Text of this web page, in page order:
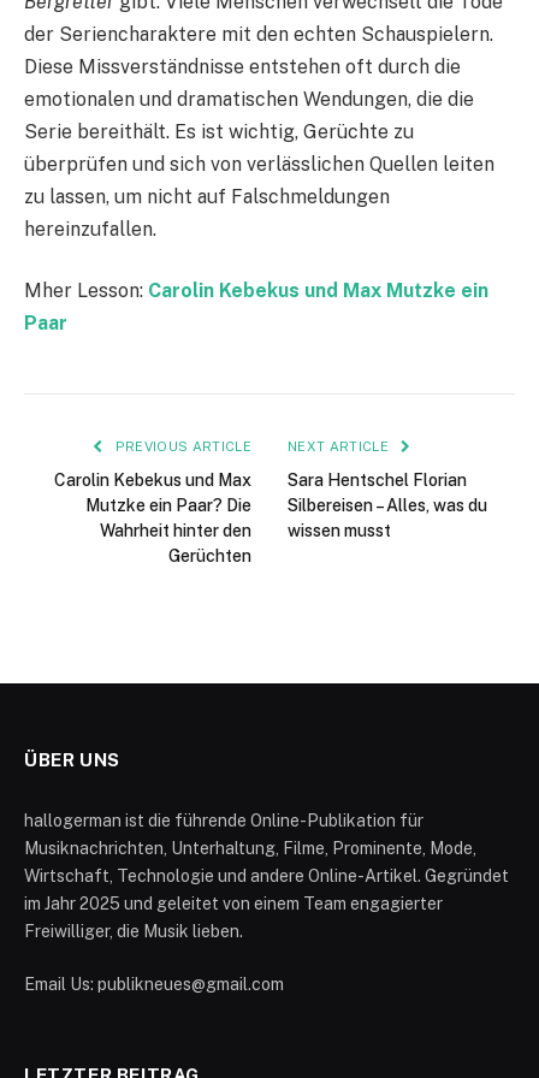
der Seriencharaktere mit den echten Schauspielern.
Diese Missverständnisse entstehen oft durch die
emotionalen und dramatischen Wendungen, die die
Serie bereithält. Es ist wichtig, Gerüchte zu
überprüfen und sich von verlässlichen Quellen leiten
zu lassen, um nicht auf Falschmeldungen
hereinzufallen.
Mher Lesson: Carolin Kebekus und Max Mutzke ein
Paar
PREVIOUS ARTICLE
Carolin Kebekus und Max
Mutzke ein Paar? Die
Wahrheit hinter den
Gerüchten
NEXT ARTICLE
Sara Hentschel Florian
Silbereisen – Alles, was du
wissen musst
ÜBER UNS
hallogerman ist die führende Online-Publikation für
Musiknachrichten, Unterhaltung, Filme, Prominente, Mode,
Wirtschaft, Technologie und andere Online-Artikel. Gegründet
im Jahr 2025 und geleitet von einem Team engagierter
Freiwilliger, die Musik lieben.
Email Us: publikneues@gmail.com